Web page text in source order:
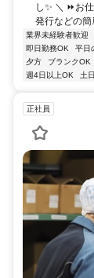
し✨ ＼ ⏩お
発行などの
業界未経験者歓迎
即日勤務OK
平日
夕方
ブランクOK
週4日以上OK
土
正社員